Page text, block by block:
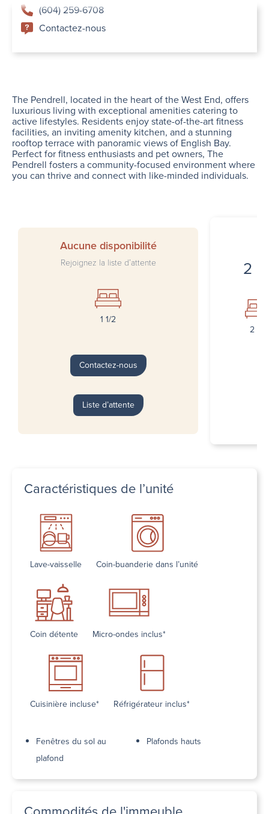
(604) 259-6708
Contactez-nous
The Pendrell, located in the heart of the West End, offers
luxurious living with exceptional amenities catering to
active lifestyles. Residents enjoy state-of-the-art fitness
facilities, an inviting amenity kitchen, and a stunning
rooftop terrace with panoramic views of English Bay.
Perfect for fitness enthusiasts and pet owners, The
Pendrell fosters a community-focused environment where
you can thrive and connect with like-minded individuals.
Aucune disponibilité
Rejoignez la liste d’attente
1 1/2
Contactez-nous
Liste d’attente
2
2 1/2
Caractéristiques de l’unité
Lave-vaisselle Coin-buanderie dans l’unité
Coin détente Micro-ondes inclus*
Cuisinière incluse* Réfrigérateur inclus*
Fenêtres du sol au
plafond
Plafonds hauts